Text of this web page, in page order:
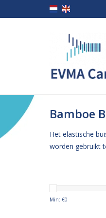
Bamboe
Het elastische
worden gebruikt
Min: €0